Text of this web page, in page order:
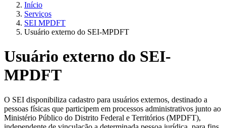
Início
Serviços
SEI MPDFT
Usuário externo do SEI-MPDFT
Usuário externo do SEI-
MPDFT
O SEI disponibiliza cadastro para usuários externos, destinado a
pessoas físicas que participem em processos administrativos junto ao
Ministério Público do Distrito Federal e Territórios (MPDFT),